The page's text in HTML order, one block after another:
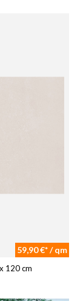
59,90 €* / qm
120 cm